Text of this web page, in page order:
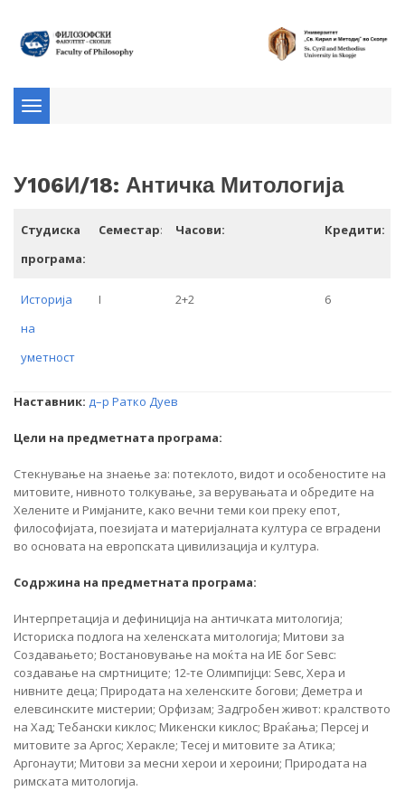
Toggle
navigation
У106И/18: Античка Митологија
Студиска
програма:
Семестар: Часови: Кредити:
Историја
на
уметност
I 2+2 6
Наставник: д–р Ратко Дуев
Цели на предметната програма:
Стекнување на знаење за: потеклото, видот и особеностите на
митовите, нивното толкување, за верувањата и обредите на
Хелените и Римјаните, како вечни теми кои преку епот,
философијата, поезијата и материјалната култура се вградени
во основата на европската цивилизација и култура.
Содржина на предметната програма:
Интерпретација и дефиниција на античката митологија;
Историска подлога на хеленската митологија; Митови за
Создавањето; Востановување на моќта на ИЕ бог Ѕевс:
создавање на смртниците; 12-те Олимпијци: Ѕевс, Хера и
нивните деца; Природата на хеленските богови; Деметра и
елевсинските мистерии; Орфизам; Задгробен живот: кралството
на Хад; Тебански киклос; Микенски киклос; Враќања; Персеј и
митовите за Аргос; Херакле; Тесеј и митовите за Атика;
Аргонаути; Митови за месни херои и хероини; Природата на
римската митологија.